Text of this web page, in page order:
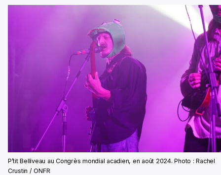
P’tit Belliveau au Congrès mondial acadien, en août 2024. Photo : Rachel
Crustin / ONFR